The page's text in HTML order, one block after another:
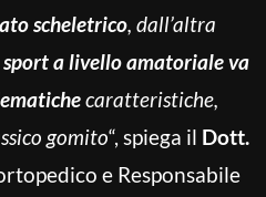
scheletrico, dall’altra
a livello amatoriale va
caratteristiche,
gomito“, spiega il Dott.
e Responsabile